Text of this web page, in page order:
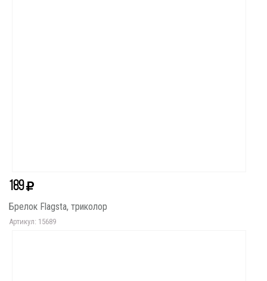
189
Брелок Flagsta, триколор
Артикул: 15689